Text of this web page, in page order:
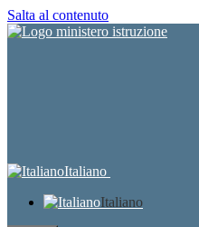
Salta al contenuto
Italiano
Italiano